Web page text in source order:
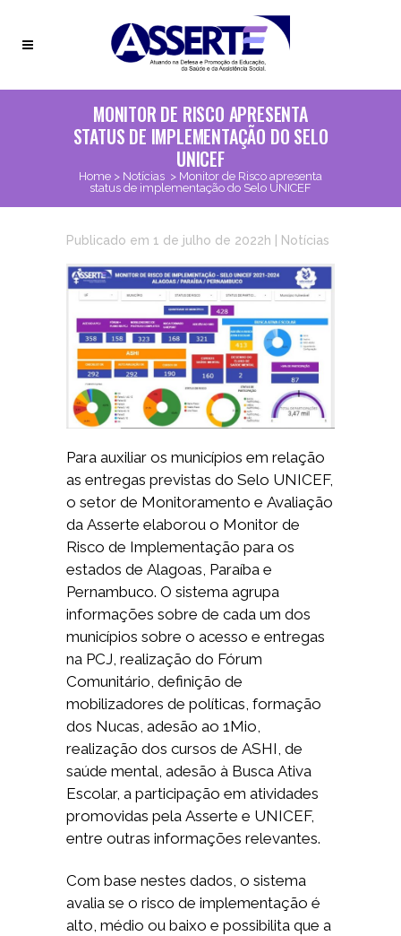
MONITOR DE RISCO APRESENTA
STATUS DE IMPLEMENTAÇÃO DO SELO
UNICEF
Home > Notícias > Monitor de Risco apresenta
status de implementação do Selo UNICEF
Publicado em 1 de julho de 2022h Notícias
Para auxiliar os municípios em relação
as entregas previstas do Selo UNICEF,
o setor de Monitoramento e Avaliação
da Asserte elaborou o Monitor de
Risco de Implementação para os
estados de Alagoas, Paraíba e
Pernambuco. O sistema agrupa
informações sobre de cada um dos
municípios sobre o acesso e entregas
na PCJ, realização do Fórum
Comunitário, definição de
mobilizadores de políticas, formação
dos Nucas, adesão ao 1Mio,
realização dos cursos de ASHI, de
saúde mental, adesão à Busca Ativa
Escolar, a participação em atividades
promovidas pela Asserte e UNICEF,
entre outras informações relevantes.
Com base nestes dados, o sistema
avalia se o risco de implementação é
alto, médio ou baixo e possibilita que a